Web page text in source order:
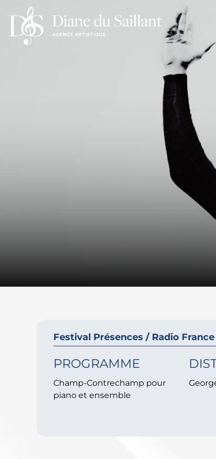
Festival Présences / Radio France
PROGRAMME
Champ-Contrechamp pour
piano et ensemble